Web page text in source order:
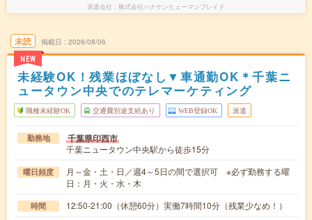
派遣会社 株式会社ハナケンヒューマンブレイド
未読
NEW
掲載日 2026/08/06
未経験OK！残業ほぼなし▼車通勤OK＊千葉ニ
ュータウン中央でのテレマーケティング
職種未経験OK 交通費別途支給あり WEB登録OK 派遣
勤務地 千葉県印西市
千葉ニュータウン中央駅から徒歩15分
曜日頻度
月～金・土・日／週4～5日の間で選択可 ※必ず勤務する曜
日：月・火・水・木
時間 12:50-21:00（休憩60分）実働7時間10分（残業少なめ！）